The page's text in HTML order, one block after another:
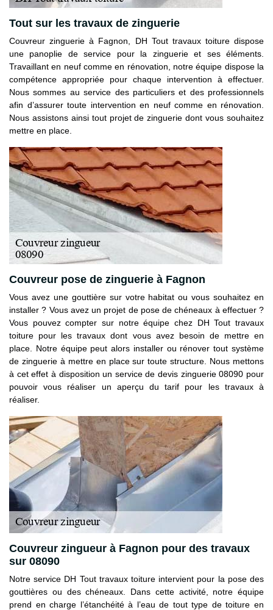
Tout sur les travaux de zinguerie
Couvreur zinguerie à Fagnon, DH Tout travaux toiture dispose
une panoplie de service pour la zinguerie et ses éléments.
Travaillant en neuf comme en rénovation, notre équipe dispose la
compétence appropriée pour chaque intervention à effectuer.
Nous sommes au service des particuliers et des professionnels
afin d’assurer toute intervention en neuf comme en rénovation.
Nous assistons ainsi tout projet de zinguerie dont vous souhaitez
mettre en place.
Couvreur pose de zinguerie à Fagnon
Vous avez une gouttière sur votre habitat ou vous souhaitez en
installer ? Vous avez un projet de pose de chéneaux à effectuer ?
Vous pouvez compter sur notre équipe chez DH Tout travaux
toiture pour les travaux dont vous avez besoin de mettre en
place. Notre équipe peut alors installer ou rénover tout système
de zinguerie à mettre en place sur toute structure. Nous mettons
à cet effet à disposition un service de devis zinguerie 08090 pour
pouvoir vous réaliser un aperçu du tarif pour les travaux à
réaliser.
Couvreur zingueur à Fagnon pour des travaux
sur 08090
Notre service DH Tout travaux toiture intervient pour la pose des
gouttières ou des chéneaux. Dans cette activité, notre équipe
prend en charge l’étanchéité à l’eau de tout type de toiture en